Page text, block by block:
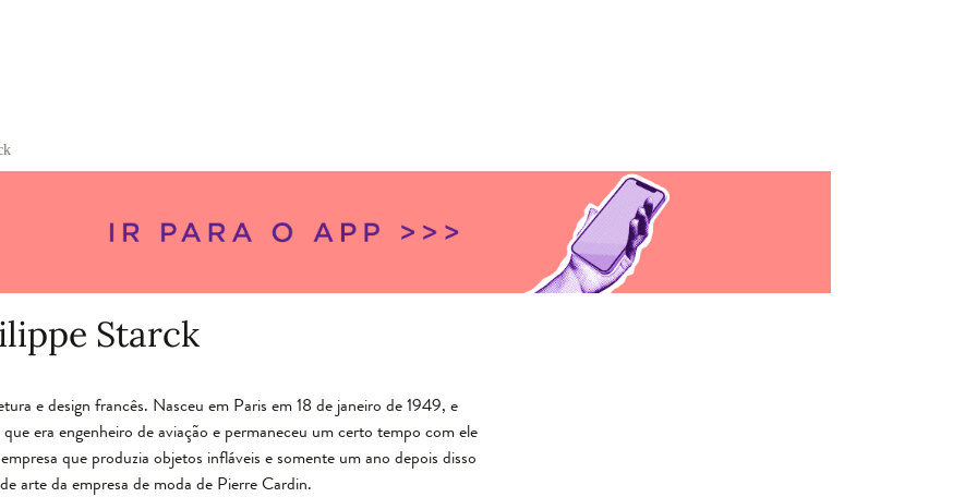
Starck
e design francês. Nasceu em Paris em 18 de janeiro de 1949, e
era engenheiro de aviação e permaneceu um certo tempo com ele
que produzia objetos infláveis e somente um ano depois disso
arte da empresa de moda de Pierre Cardin.